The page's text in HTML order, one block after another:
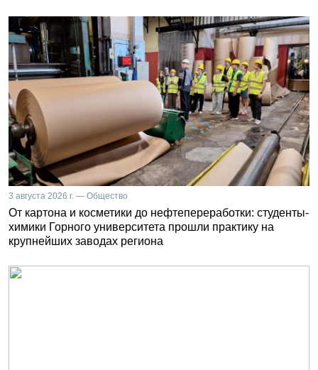
3 августа 2026 г. — Общество
От картона и косметики до нефтепереработки: студенты-
химики Горного университета прошли практику на
крупнейших заводах региона